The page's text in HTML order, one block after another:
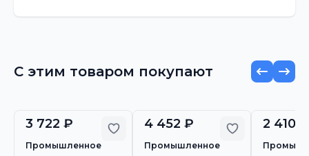
С этим товаром покупают
Добавить в избранное
3 722 ₽
Промышленное
Добавить в
4 452 ₽
Промышленное
2 410 ₽